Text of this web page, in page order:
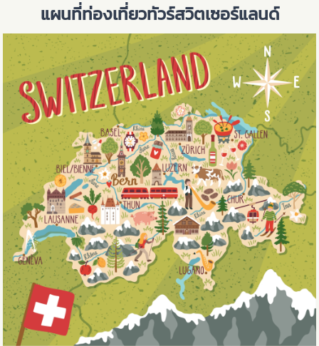
แผนที่ท่องเที่ยวทัวร์สวิตเซอร์แลนด์